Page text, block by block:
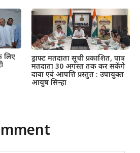
लिए
ड्राफ्ट मतदाता सूची प्रकाशित, पात्र
मतदाता 30 अगस्त तक कर सकेंगे
दावा एवं आपत्ति प्रस्तुत : उपायुक्त
आयुष सिन्हा